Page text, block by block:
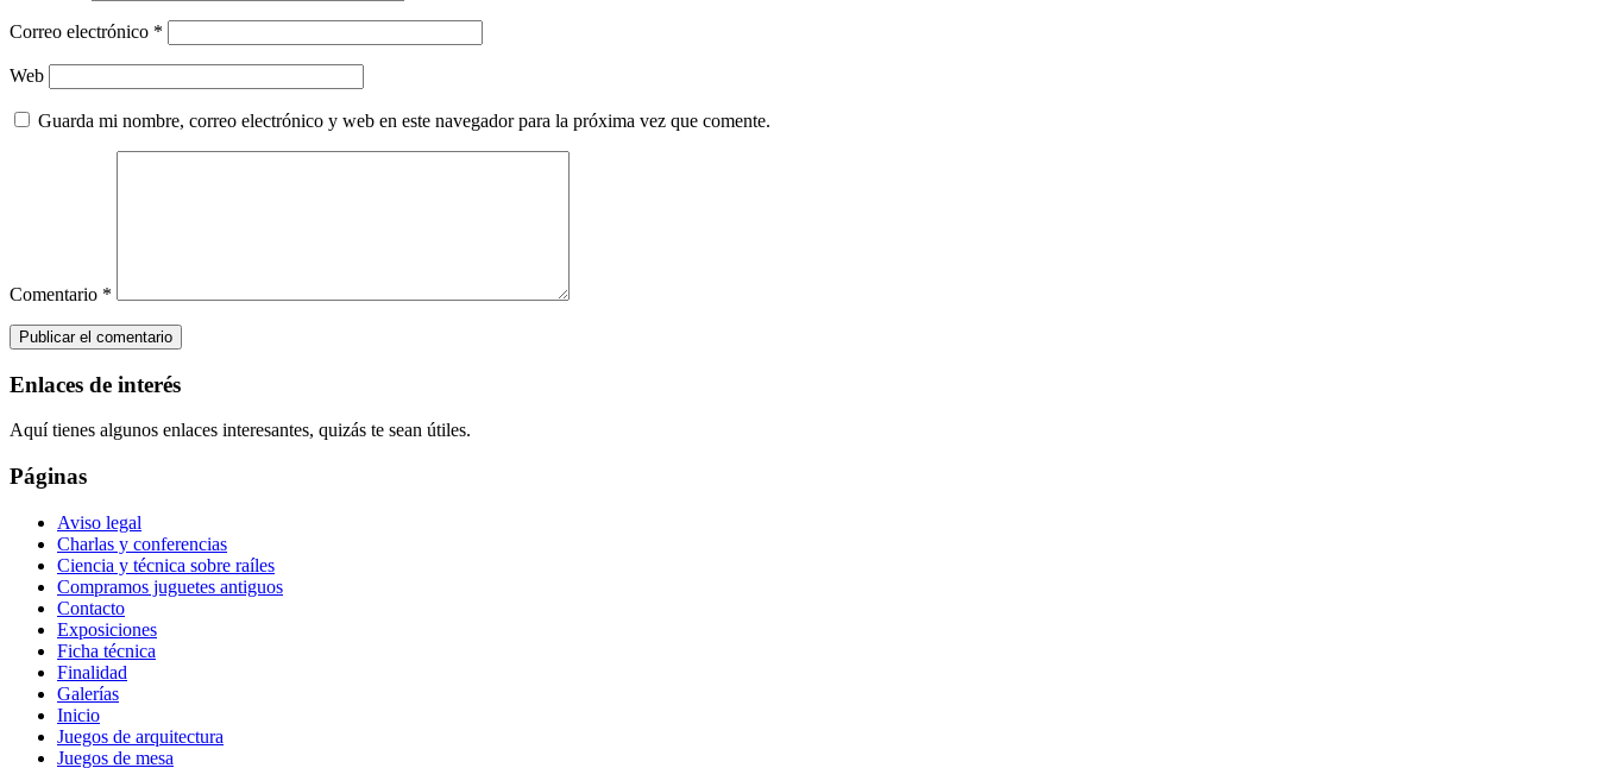
Correo electrónico *
Web
Guarda mi nombre, correo electrónico y web en este navegador para la próxima vez que comente.
Comentario *
Enlaces de interés
Aquí tienes algunos enlaces interesantes, quizás te sean útiles.
Páginas
Aviso legal
Charlas y conferencias
Ciencia y técnica sobre raíles
Compramos juguetes antiguos
Contacto
Exposiciones
Ficha técnica
Finalidad
Galerías
Inicio
Juegos de arquitectura
Juegos de mesa